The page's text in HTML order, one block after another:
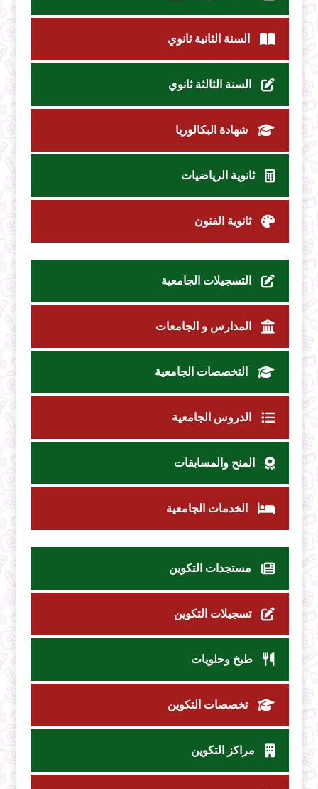
السنة الثانية ثانوي
السنة الثالثة ثانوي
شهادة البكالوريا
ثانوية الرياضيات
ثانوية الفنون
التسجيلات الجامعية
المدارس و الجامعات
التخصصات الجامعية
الدروس الجامعية
المنح والمسابقات
الخدمات الجامعية
مستجدات التكوين
تسجيلات التكوين
طبخ وحلويات
تخصصات التكوين
مراكز التكوين